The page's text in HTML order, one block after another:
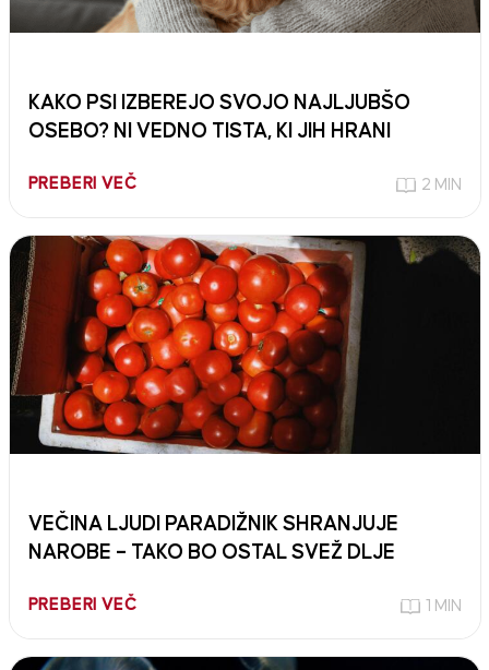
KAKO PSI IZBEREJO SVOJO NAJLJUBŠO
OSEBO? NI VEDNO TISTA, KI JIH HRANI
PREBERI VEČ 2 MIN
VEČINA LJUDI PARADIŽNIK SHRANJUJE
NAROBE – TAKO BO OSTAL SVEŽ DLJE
PREBERI VEČ 1 MIN